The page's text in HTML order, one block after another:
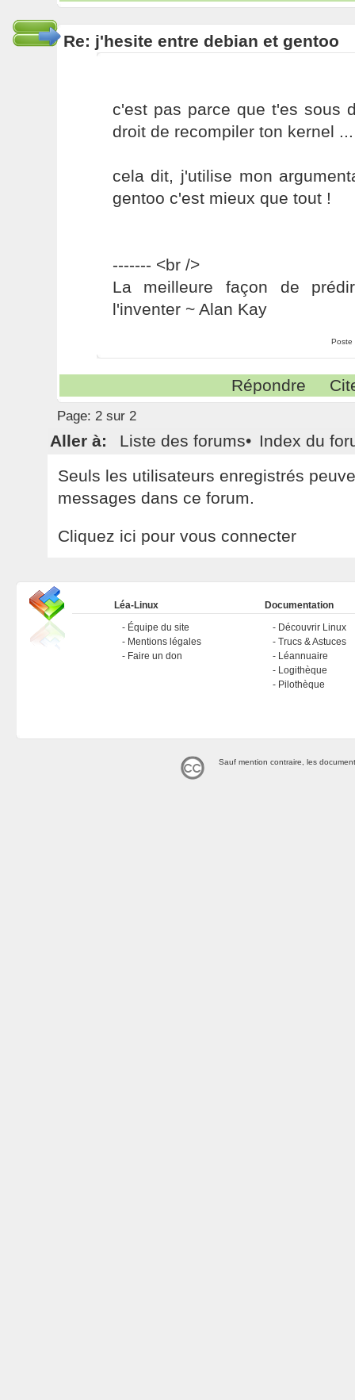
Re: j'hesite entre debian et gentoo
c'est pas parce que t'es sous
droit de recompiler ton kernel ...
cela dit, j'utilise mon
gentoo c'est mieux que tout !
------- <br />
La meilleure façon de
l'inventer ~ Alan Kay
Poste
Répondre
Page: 2 sur 2
Aller à: Liste des forums• Index du
Seuls les utilisateurs enregistrés
messages dans ce forum.
Cliquez ici pour vous connecter
Léa-Linux
Équipe du site
Mentions légales
Faire un don
Documentation
Découvrir Linux
Trucs & Astuces
Léannuaire
Logithèque
Pilothèque
Sauf mention contraire, les